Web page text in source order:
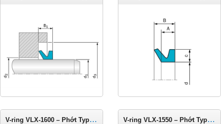
V-ring VLX-1600 – Phớt Type LX cho trục 1575-1625 mm V-ring VLX-1550 – Phớt Type LX cho trục 1525-1575 mm